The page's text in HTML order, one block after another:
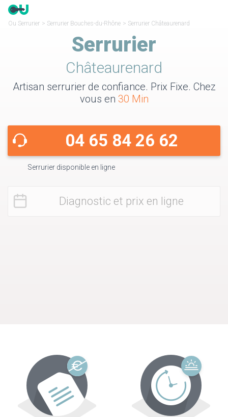
Ou Serrurier > Serrurier Bouches-du-Rhône > Serrurier Châteaurenard
Serrurier
Châteaurenard
Artisan serrurier de confiance. Prix Fixe. Chez
vous en 30 Min
04 65 84 26 62
Serrurier disponible en ligne
Diagnostic et prix en ligne